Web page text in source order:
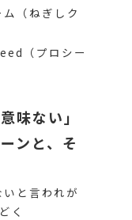
（ねぎしク
（プロシー
味ない」
ンと、そ
と言われが
く